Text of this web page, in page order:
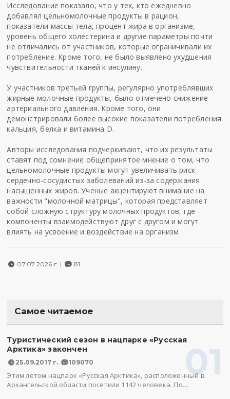
Исследование показало, что у тех, кто ежедневно
добавлял цельномолочные продукты в рацион,
показатели массы тела, процент жира в организме,
уровень общего холестерина и другие параметры почти
не отличались от участников, которые ограничивали их
потребление. Кроме того, не было выявлено ухудшения
чувствительности тканей к инсулину.
У участников третьей группы, регулярно употреблявших
жирные молочные продукты, было отмечено снижение
артериального давления. Кроме того, они
демонстрировали более высокие показатели потребления
кальция, белка и витамина D.
Авторы исследования подчеркивают, что их результаты
ставят под сомнение общепринятое мнение о том, что
цельномолочные продукты могут увеличивать риск
сердечно-сосудистых заболеваний из-за содержания
насыщенных жиров. Ученые акцентируют внимание на
важности "молочной матрицы", которая представляет
собой сложную структуру молочных продуктов, где
компоненты взаимодействуют друг с другом и могут
влиять на усвоение и воздействие на организм.
07.07.2026 г. | 81
Самое читаемое
01
Туристический сезон в нацпарке «Русская
Арктика» закончен
25.09.2017 г. 109070
Этим летом нацпарк «Русская Арктика», расположенный в
Архангельской области посетили 1142 человека. По…